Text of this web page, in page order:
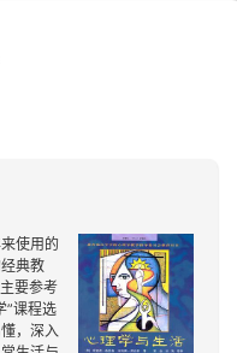
使用的
典教
要参考
”课程选
，深入